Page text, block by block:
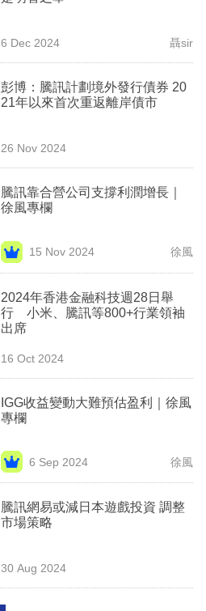
6 Dec 2024 聶sir
彭博：騰訊計劃境外發行債券 20
21年以來首次重返離岸債市
26 Nov 2024
騰訊靠合營公司支撐利潤增長｜
徐風專欄
15 Nov 2024 徐風
2024年香港金融科技週28日舉
行 小米、騰訊等800+行業領袖
出席
16 Oct 2024
IGG收益變動大難預估盈利｜徐風
專欄
6 Sep 2024 徐風
騰訊網易或減日本遊戲投資 調整
市場策略
30 Aug 2024